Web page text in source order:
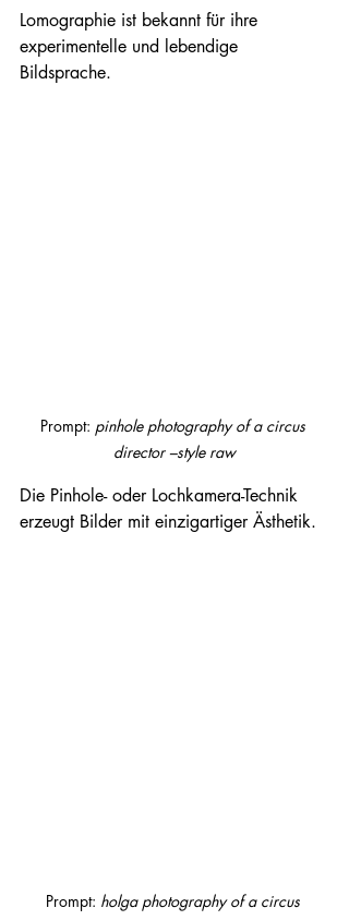
Lomographie ist bekannt für ihre
experimentelle und lebendige
Bildsprache.
Prompt: pinhole photography of a circus
director –style raw
Die Pinhole- oder Lochkamera-Technik
erzeugt Bilder mit einzigartiger Ästhetik.
Prompt: holga photography of a circus